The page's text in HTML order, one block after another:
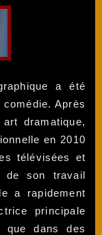
a été
Après
dramatique,
en 2010
télévisées et
de son travail
a rapidement
principale
que dans des